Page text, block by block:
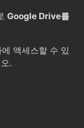
Google Drive를
액세스할 수 있
.